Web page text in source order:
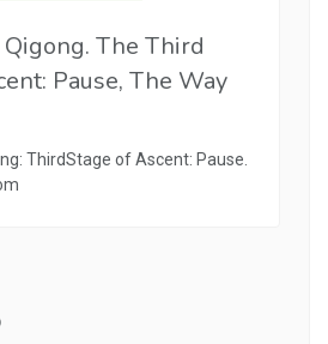
The Third
Pause, The Way
ThirdStage of Ascent: Pause.